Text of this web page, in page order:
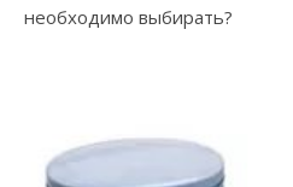
необходимо выбирать?